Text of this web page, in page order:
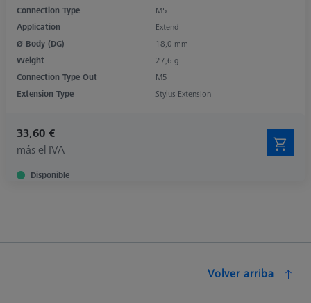
Connection Type
M5
Application
Extend
Ø Body (DG)
18,0 mm
Weight
27,6 g
Connection Type Out
M5
Extension Type
Stylus Extension
33,60 €
más el IVA
Disponible
Volver arriba